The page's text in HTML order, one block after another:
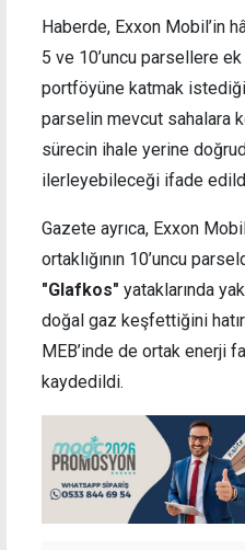
Haberde, Exxon Mobil’in
5 ve 10’uncu parsellere
portföyüne katmak
parselin mevcut sahalara
sürecin ihale yerine
ilerleyebileceği ifade
Gazete ayrıca, Exxon
ortaklığının 10’uncu
"Glafkos" yataklarında
doğal gaz keşfettiğini
MEB’inde de ortak enerji
kaydedildi.